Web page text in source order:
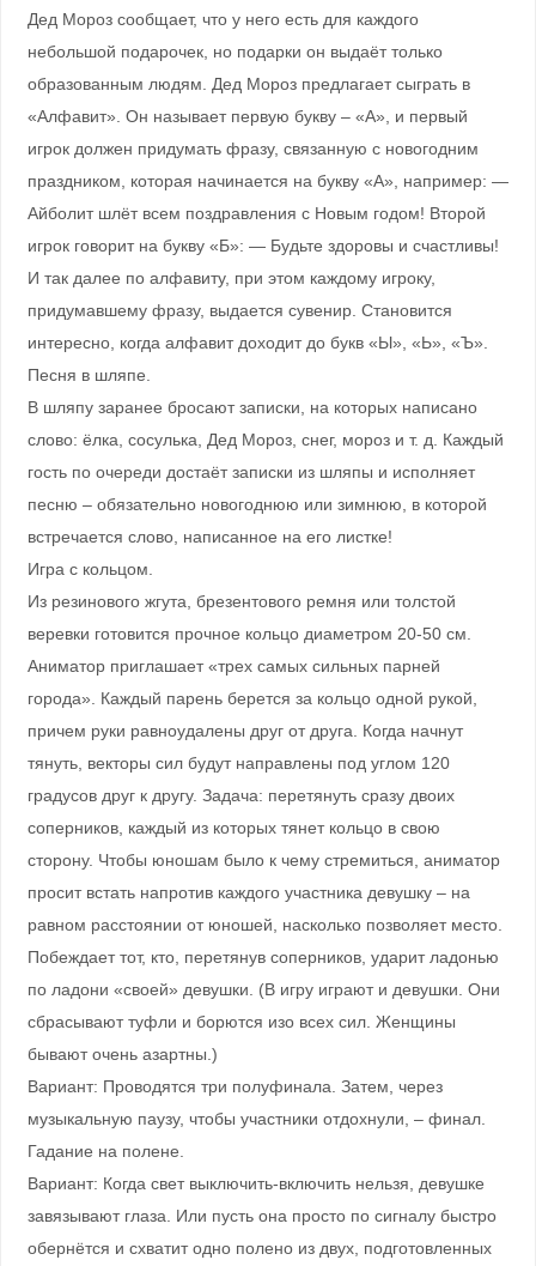
Дед Мороз сообщает, что у него есть для каждого
небольшой подарочек, но подарки он выдаёт только
образованным людям. Дед Мороз предлагает сыграть в
«Алфавит». Он называет первую букву – «А», и первый
игрок должен придумать фразу, связанную с новогодним
праздником, которая начинается на букву «А», например: —
Айболит шлёт всем поздравления с Новым годом! Второй
игрок говорит на букву «Б»: — Будьте здоровы и счастливы!
И так далее по алфавиту, при этом каждому игроку,
придумавшему фразу, выдается сувенир. Становится
интересно, когда алфавит доходит до букв «Ы», «Ь», «Ъ».
Песня в шляпе.
В шляпу заранее бросают записки, на которых написано
слово: ёлка, сосулька, Дед Мороз, снег, мороз и т. д. Каждый
гость по очереди достаёт записки из шляпы и исполняет
песню – обязательно новогоднюю или зимнюю, в которой
встречается слово, написанное на его листке!
Игра с кольцом.
Из резинового жгута, брезентового ремня или толстой
веревки готовится прочное кольцо диаметром 20-50 см.
Аниматор приглашает «трех самых сильных парней
города». Каждый парень берется за кольцо одной рукой,
причем руки равноудалены друг от друга. Когда начнут
тянуть, векторы сил будут направлены под углом 120
градусов друг к другу. Задача: перетянуть сразу двоих
соперников, каждый из которых тянет кольцо в свою
сторону. Чтобы юношам было к чему стремиться, аниматор
просит встать напротив каждого участника девушку – на
равном расстоянии от юношей, насколько позволяет место.
Побеждает тот, кто, перетянув соперников, ударит ладонью
по ладони «своей» девушки. (В игру играют и девушки. Они
сбрасывают туфли и борются изо всех сил. Женщины
бывают очень азартны.)
Вариант: Проводятся три полуфинала. Затем, через
музыкальную паузу, чтобы участники отдохнули, – финал.
Гадание на полене.
Вариант: Когда свет выключить-включить нельзя, девушке
завязывают глаза. Или пусть она просто по сигналу быстро
обернётся и схватит одно полено из двух, подготовленных